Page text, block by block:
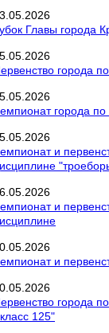
.05.2026
Главы города
.05.2026
города
.05.2026
города по
.05.2026
и
.05.2026
и
.05.2026
и
.05.2026
города
125"